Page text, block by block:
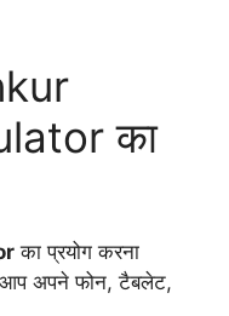
का
का प्रयोग करना
आप अपने फोन, टैबलेट,